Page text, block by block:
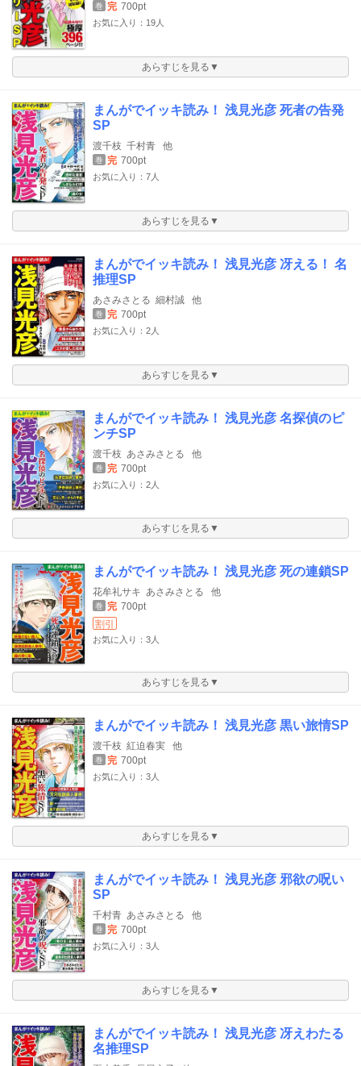
巻 完 700pt
お気に入り：19人
あらすじを見る▼
まんがでイッキ読み！ 浅見光彦 死者の告発
SP
渡千枝 千村青 他
巻 完 700pt
お気に入り：7人
あらすじを見る▼
まんがでイッキ読み！ 浅見光彦 冴える！ 名
推理SP
あさみさとる 細村誠 他
巻 完 700pt
お気に入り：2人
あらすじを見る▼
まんがでイッキ読み！ 浅見光彦 名探偵のピ
ンチSP
渡千枝 あさみさとる 他
巻 完 700pt
お気に入り：2人
あらすじを見る▼
まんがでイッキ読み！ 浅見光彦 死の連鎖SP
花牟礼サキ あさみさとる 他
巻 完 700pt
割引
お気に入り：3人
あらすじを見る▼
まんがでイッキ読み！ 浅見光彦 黒い旅情SP
渡千枝 紅迫春実 他
巻 完 700pt
お気に入り：3人
あらすじを見る▼
まんがでイッキ読み！ 浅見光彦 邪欲の呪い
SP
千村青 あさみさとる 他
巻 完 700pt
お気に入り：3人
あらすじを見る▼
まんがでイッキ読み！ 浅見光彦 冴えわたる
名推理SP